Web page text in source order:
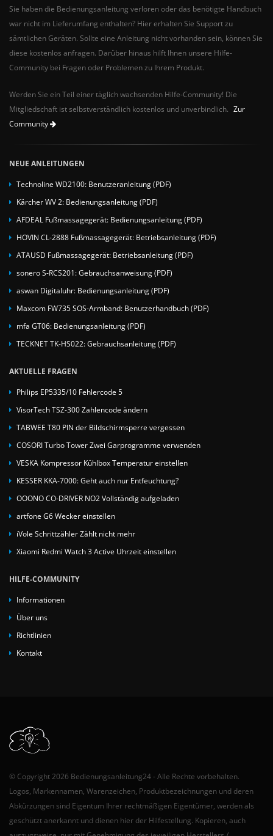
Sie haben die Bedienungsanleitung verloren oder das benötigte Handbuch
war nicht im Lieferumfang enthalten? Hier erhalten Sie Support zu
sämtlichen Geräten. Sollte eine Anleitung nicht vorhanden sein, können Sie
diese kostenlos anfragen. Darüber hinaus hilft Ihnen unsere Hilfe-
Community bei Fragen oder Problemen zu Ihrem Produkt.
Werden Sie ein Teil einer täglich wachsenden Hilfe-Community! Die
Mitgliedschaft ist selbstverständlich kostenlos und unverbindlich. Zur
Community
NEUE ANLEITUNGEN
Technoline WD2100: Benutzeranleitung (PDF)
Kärcher WV 2: Bedienungsanleitung (PDF)
AFDEAL Fußmassagegerät: Bedienungsanleitung (PDF)
HOVIN CL-2888 Fußmassagegerät: Betriebsanleitung (PDF)
ATAUSD Fußmassagegerät: Betriebsanleitung (PDF)
sonero S-RCS201: Gebrauchsanweisung (PDF)
aswan Digitaluhr: Bedienungsanleitung (PDF)
Maxcom FW735 SOS-Armband: Benutzerhandbuch (PDF)
mfa GT06: Bedienungsanleitung (PDF)
TECKNET TK-HS022: Gebrauchsanleitung (PDF)
AKTUELLE FRAGEN
Philips EP5335/10 Fehlercode 5
VisorTech TSZ-300 Zahlencode ändern
TABWEE T80 PIN der Bildschirmsperre vergessen
COSORI Turbo Tower Zwei Garprogramme verwenden
VESKA Kompressor Kühlbox Temperatur einstellen
KESSER KKA-7000: Geht auch nur Entfeuchtung?
OOONO CO-DRIVER NO2 Vollständig aufgeladen
artfone G6 Wecker einstellen
iVole Schrittzähler Zählt nicht mehr
Xiaomi Redmi Watch 3 Active Uhrzeit einstellen
HILFE-COMMUNITY
Informationen
Über uns
Richtlinien
Kontakt
© Copyright 2026 Bedienungsanleitung24 - Alle Rechte vorbehalten.
Logos, Markennamen, Warenzeichen, Produktbezeichnungen und deren
Abkürzungen sind Eigentum Ihrer rechtmäßigen Eigentümer, werden als
geschützt anerkannt und dienen hier der Hilfestellung. Kopieren, auch